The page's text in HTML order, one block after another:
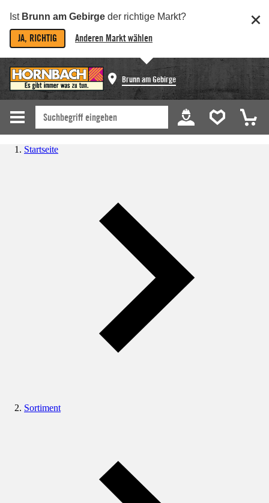
Ist Brunn am Gebirge der richtige Markt?
JA, RICHTIG Anderen Markt wählen
Brunn am Gebirge
Startseite
Sortiment